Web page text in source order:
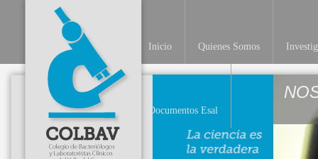
Inicio Quienes Somos
Documentos Esal